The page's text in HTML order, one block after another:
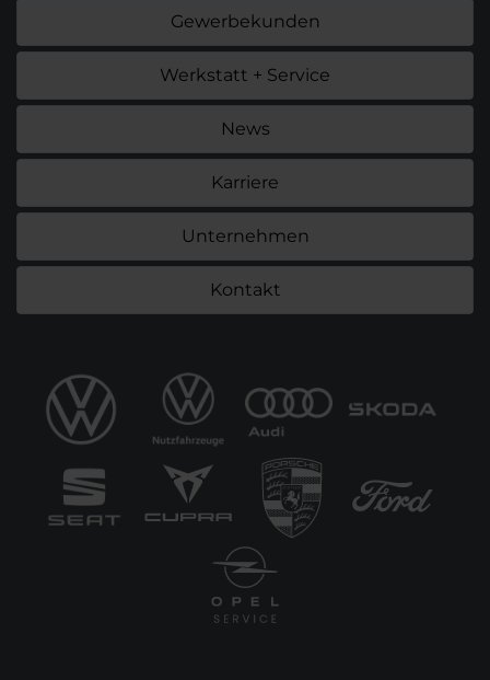
Gewerbekunden
Werkstatt + Service
News
Karriere
Unternehmen
Kontakt